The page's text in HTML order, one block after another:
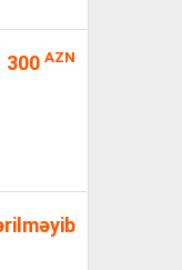
300 AZN